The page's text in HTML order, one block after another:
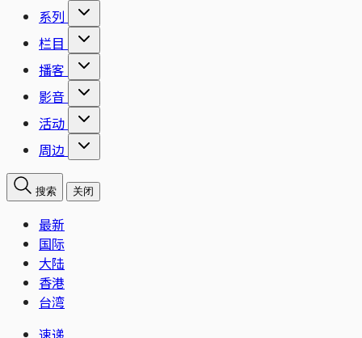
系列
栏目
播客
影音
活动
周边
搜索 关闭
最新
国际
大陆
香港
台湾
速递